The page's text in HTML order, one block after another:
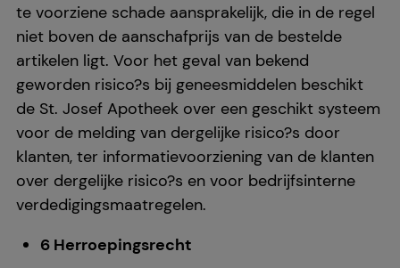
Statistiek & tracking:Hierdoor kunnen wij
informatie verzamelen over de manier waarop onze
website wordt gebruikt, die wij kunnen gebruiken
om onze website verder voor u te optimaliseren, om
de inhoud van onze website maar ook de reclame
op sites van derden zo relevant mogelijk voor u te
maken. Wij wijzen u erop dat gegevens voor dit doel
soms worden doorgegeven aan derden, zoals
te voorziene schade aansprakelijk, die in de regel
niet boven de aanschafprijs van de bestelde
artikelen ligt. Voor het geval van bekend
geworden risico?s bij geneesmiddelen beschikt
de St. Josef Apotheek over een geschikt systeem
voor de melding van dergelijke risico?s door
klanten, ter informatievoorziening van de klanten
over dergelijke risico?s en voor bedrijfsinterne
verdedigingsmaatregelen.
6 Herroepingsrecht